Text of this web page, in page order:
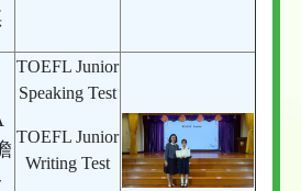
TOEFL Junior
Speaking Test
TOEFL Junior
Writing Test